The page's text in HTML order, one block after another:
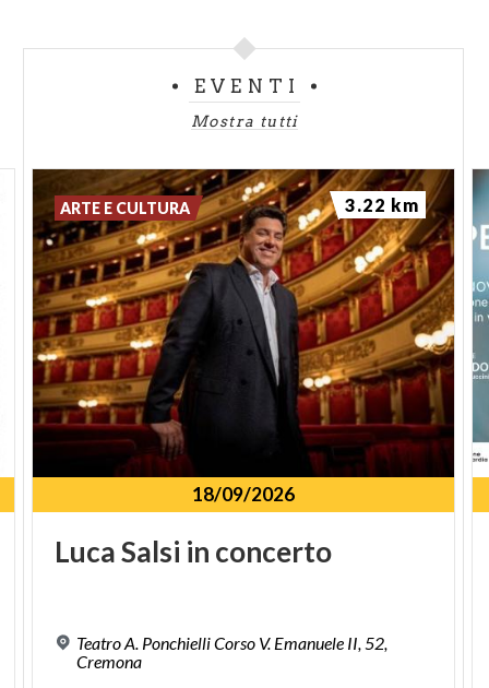
EVENTI
Mostra tutti
18/09/2026
LucaSalsi in concerto
Teatro A. Ponchielli Corso V. Emanuele II, 52,
Cremona
ARTE E CULTURA 3.22 km